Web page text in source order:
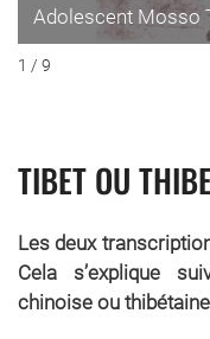
Adolescent Mosso
1 / 9
TIBET OU
Les deux
Cela s’explique
chinoise ou